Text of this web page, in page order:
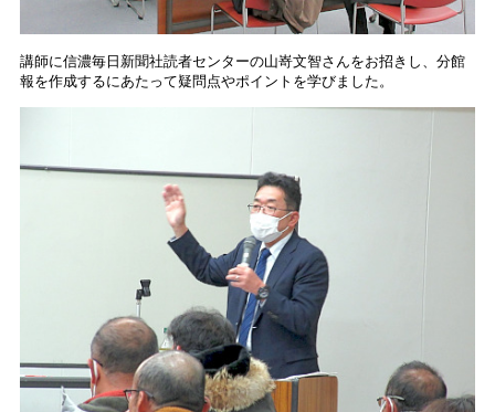
講師に信濃毎日新聞社読者センターの山嵜文智さんをお招きし、分館
報を作成するにあたって疑問点やポイントを学びました。